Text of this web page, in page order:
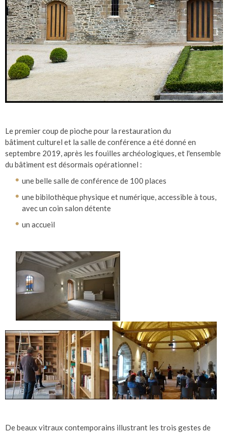
Le premier coup de pioche pour la restauration du
bâtiment culturel et la salle de conférence a été donné en
septembre 2019, après les fouilles archéologiques, et l'ensemble
du bâtiment est désormais opérationnel :
une belle salle de conférence de 100 places
une bibilothèque physique et numérique, accessible à tous,
avec un coin salon détente
un accueil
De beaux vitraux contemporains illustrant les trois gestes de